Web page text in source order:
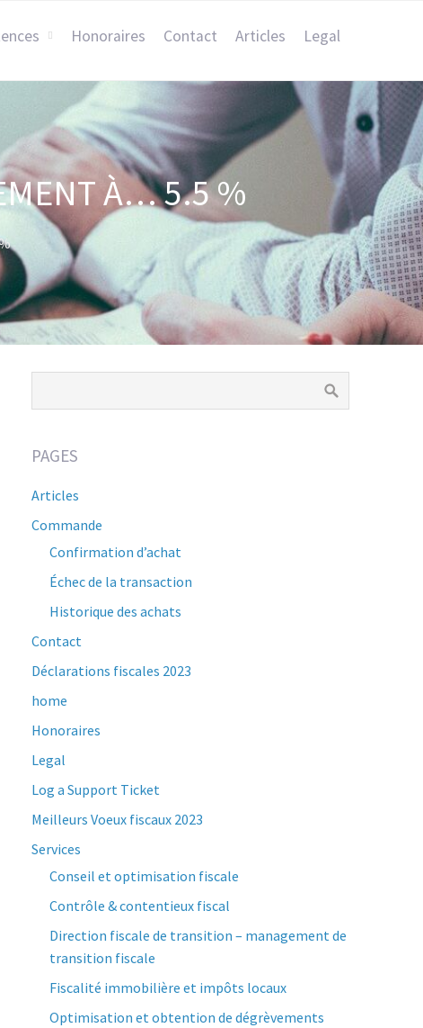
Honoraires Contact Articles Legal
À… 5.5 %
PAGES
Articles
Commande
Confirmation d’achat
Échec de la transaction
Historique des achats
Contact
Déclarations fiscales 2023
home
Honoraires
Legal
Log a Support Ticket
Meilleurs Voeux fiscaux 2023
Services
Conseil et optimisation fiscale
Contrôle & contentieux fiscal
Direction fiscale de transition – management de
transition fiscale
Fiscalité immobilière et impôts locaux
Optimisation et obtention de dégrèvements